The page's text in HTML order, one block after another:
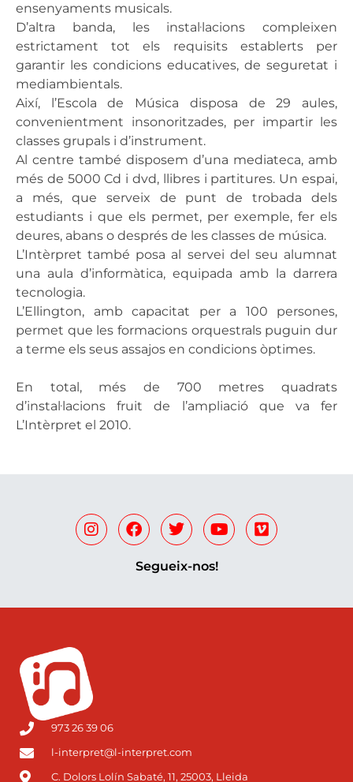
ensenyaments musicals.
D’altra banda, les instal·lacions compleixen
estrictament tot els requisits establerts per
garantir les condicions educatives, de seguretat i
mediambientals.
Així, l’Escola de Música disposa de 29 aules,
convenientment insonoritzades, per impartir les
classes grupals i d’instrument.
Al centre també disposem d’una mediateca, amb
més de 5000 Cd i dvd, llibres i partitures. Un espai,
a més, que serveix de punt de trobada dels
estudiants i que els permet, per exemple, fer els
deures, abans o després de les classes de música.
L’Intèrpret també posa al servei del seu alumnat
una aula d’informàtica, equipada amb la darrera
tecnologia.
L’Ellington, amb capacitat per a 100 persones,
permet que les formacions orquestrals puguin dur
a terme els seus assajos en condicions òptimes.
En total, més de 700 metres quadrats
d’instal·lacions fruit de l’ampliació que va fer
L’Intèrpret el 2010.
Segueix-nos!
973 26 39 06
l-interpret@l-interpret.com
C. Dolors Lolín Sabaté, 11, 25003, Lleida